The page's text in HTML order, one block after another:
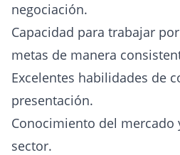
negociación.
Capacidad para trabajar
metas de manera
Excelentes habilidades de
presentación.
Conocimiento del mercado
sector.